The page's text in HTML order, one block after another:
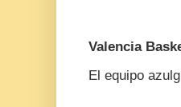
Valencia
El equipo